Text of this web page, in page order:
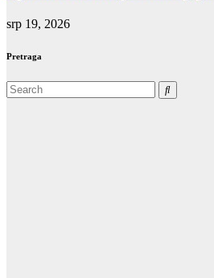
srp 19, 2026
Pretraga